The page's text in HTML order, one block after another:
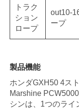
トラク
ション
ロープ
out10-
ープ
製品機能
ホンダGXH50 4ス
Marshine
シンは、1つのラ